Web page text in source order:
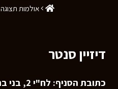
אולמות תצוגה
דיזיין סנטר
כתובת הסניף: לח"י 2, בני ברק